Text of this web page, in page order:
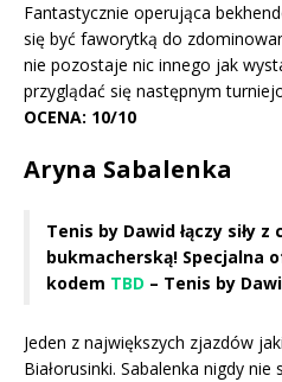
Fantastycznie operująca
się być faworytką do
nie pozostaje nic innego jak
przyglądać się następnym
OCENA: 10/10
Aryna Sabalenka
Tenis by Dawid łączy siły z
bukmacherską! Specjalna
kodem TBD – Tenis by
Jeden z największych zjazdów
Białorusinki. Sabalenka nigdy nie